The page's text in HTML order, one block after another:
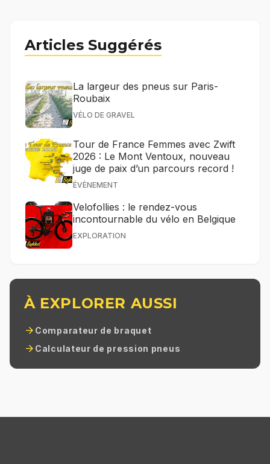
Articles Suggérés
La largeur des pneus sur Paris-
Roubaix
VÉLO DE GRAVEL
Tour de France Femmes avec Zwift
2026 : Le Mont Ventoux, nouveau
juge de paix d’un parcours record !
ÉVÈNEMENT
Velofollies : le rendez-vous
incontournable du vélo en Belgique
EXPLORATION
À EXPLORER AUSSI
arrow_forward Comparateur de braquet
arrow_forward Calculateur de pression pneus